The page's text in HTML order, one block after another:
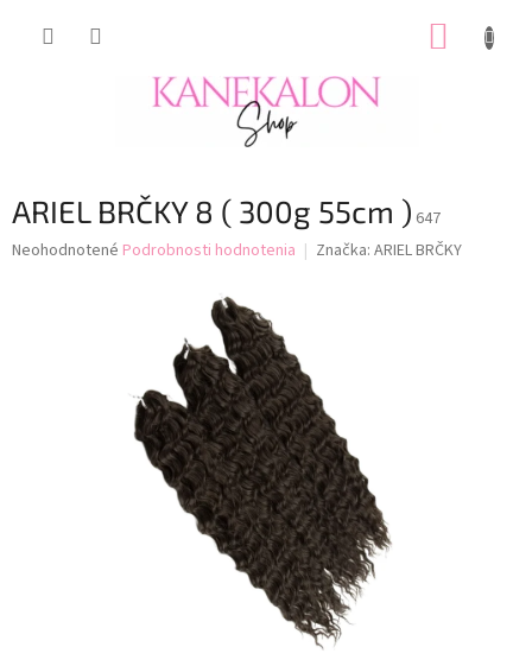
ARIEL BRČKY 8 ( 300g 55cm ) 647
Priemerné
Neohodnotené Podrobnosti hodnotenia Značka: ARIEL BRČKY